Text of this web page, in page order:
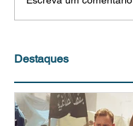
Destaques